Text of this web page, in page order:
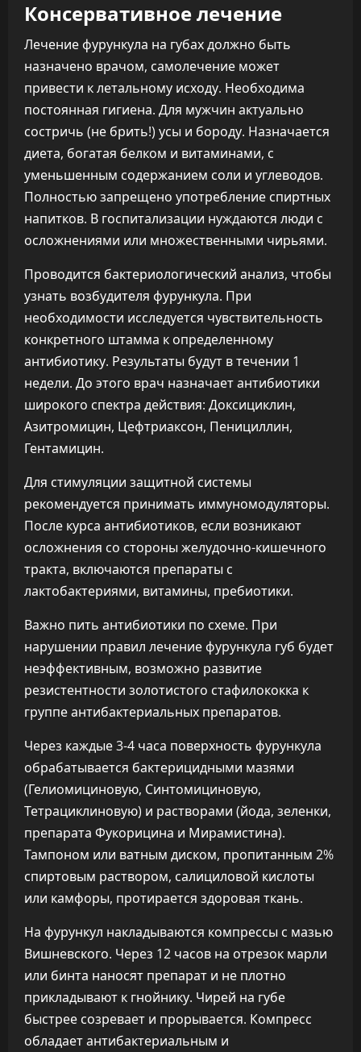
Консервативное лечение
Лечение фурункула на губах должно быть
назначено врачом, самолечение может
привести к летальному исходу. Необходима
постоянная гигиена. Для мужчин актуально
состричь (не брить!) усы и бороду. Назначается
диета, богатая белком и витаминами, с
уменьшенным содержанием соли и углеводов.
Полностью запрещено употребление спиртных
напитков. В госпитализации нуждаются люди с
осложнениями или множественными чирьями.
Проводится бактериологический анализ, чтобы
узнать возбудителя фурункула. При
необходимости исследуется чувствительность
конкретного штамма к определенному
антибиотику. Результаты будут в течении 1
недели. До этого врач назначает антибиотики
широкого спектра действия: Доксициклин,
Азитромицин, Цефтриаксон, Пенициллин,
Гентамицин.
Для стимуляции защитной системы
рекомендуется принимать иммуномодуляторы.
После курса антибиотиков, если возникают
осложнения со стороны желудочно-кишечного
тракта, включаются препараты с
лактобактериями, витамины, пребиотики.
Важно пить антибиотики по схеме. При
нарушении правил лечение фурункула губ будет
неэффективным, возможно развитие
резистентности золотистого стафилококка к
группе антибактериальных препаратов.
Через каждые 3-4 часа поверхность фурункула
обрабатывается бактерицидными мазями
(Гелиомициновую, Синтомициновую,
Тетрациклиновую) и растворами (йода, зеленки,
препарата Фукорицина и Мирамистина).
Тампоном или ватным диском, пропитанным 2%
спиртовым раствором, салициловой кислоты
или камфоры, протирается здоровая ткань.
На фурункул накладываются компрессы с мазью
Вишневского. Через 12 часов на отрезок марли
или бинта наносят препарат и не плотно
прикладывают к гнойнику. Чирей на губе
быстрее созревает и прорывается. Компресс
обладает антибактериальным и